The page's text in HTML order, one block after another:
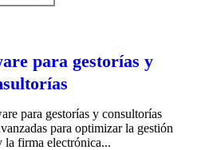
para gestorías y
para gestorías y consultorías
para optimizar la gestión
la firma electrónica...